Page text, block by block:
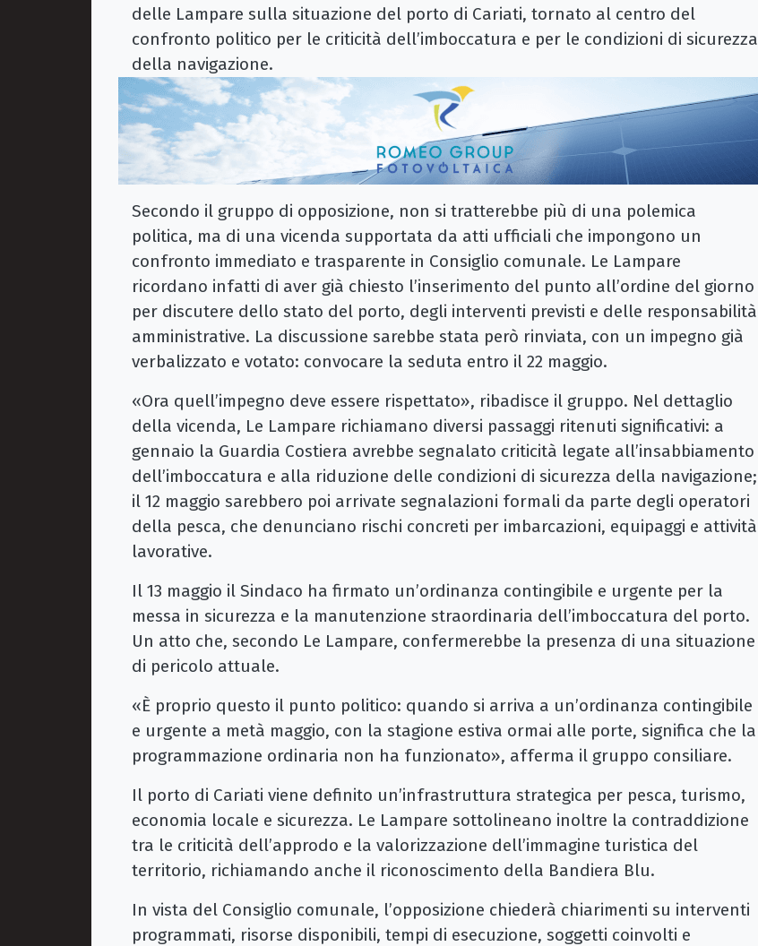
delle Lampare sulla situazione del porto di Cariati, tornato al centro del
confronto politico per le criticità dell’imboccatura e per le condizioni di sicurezza
della navigazione.
Secondo il gruppo di opposizione, non si tratterebbe più di una polemica
politica, ma di una vicenda supportata da atti ufficiali che impongono un
confronto immediato e trasparente in Consiglio comunale. Le Lampare
ricordano infatti di aver già chiesto l’inserimento del punto all’ordine del giorno
per discutere dello stato del porto, degli interventi previsti e delle responsabilità
amministrative. La discussione sarebbe stata però rinviata, con un impegno già
verbalizzato e votato: convocare la seduta entro il 22 maggio.
«Ora quell’impegno deve essere rispettato», ribadisce il gruppo. Nel dettaglio
della vicenda, Le Lampare richiamano diversi passaggi ritenuti significativi: a
gennaio la Guardia Costiera avrebbe segnalato criticità legate all’insabbiamento
dell’imboccatura e alla riduzione delle condizioni di sicurezza della navigazione;
il 12 maggio sarebbero poi arrivate segnalazioni formali da parte degli operatori
della pesca, che denunciano rischi concreti per imbarcazioni, equipaggi e attività
lavorative.
Il 13 maggio il Sindaco ha firmato un’ordinanza contingibile e urgente per la
messa in sicurezza e la manutenzione straordinaria dell’imboccatura del porto.
Un atto che, secondo Le Lampare, confermerebbe la presenza di una situazione
di pericolo attuale.
«È proprio questo il punto politico: quando si arriva a un’ordinanza contingibile
e urgente a metà maggio, con la stagione estiva ormai alle porte, significa che la
programmazione ordinaria non ha funzionato», afferma il gruppo consiliare.
Il porto di Cariati viene definito un’infrastruttura strategica per pesca, turismo,
economia locale e sicurezza. Le Lampare sottolineano inoltre la contraddizione
tra le criticità dell’approdo e la valorizzazione dell’immagine turistica del
territorio, richiamando anche il riconoscimento della Bandiera Blu.
In vista del Consiglio comunale, l’opposizione chiederà chiarimenti su interventi
programmati, risorse disponibili, tempi di esecuzione, soggetti coinvolti e